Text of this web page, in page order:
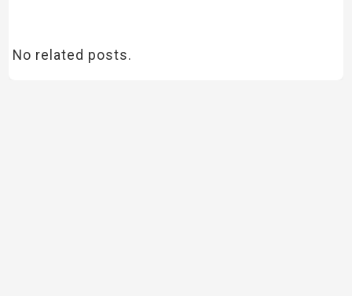
No related posts.